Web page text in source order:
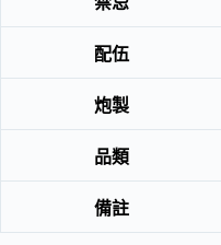
配伍
炮製
品類
備註